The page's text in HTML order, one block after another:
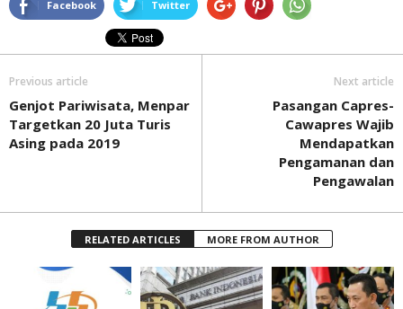
Facebook Twitter
Previous article
Genjot Pariwisata, Menpar
Targetkan 20 Juta Turis
Asing pada 2019
Next article
Pasangan Capres-
Cawapres Wajib
Mendapatkan
Pengamanan dan
Pengawalan
RELATED ARTICLES MORE FROM AUTHOR